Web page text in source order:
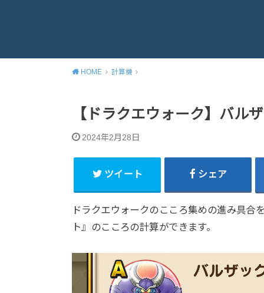
HOME 計算機
【ドラクエウォーク】バル
2024年2月28日
ツイート シェア
ドラクエウォークのこころ集めの進み具合
ト』のこころの計算ができます。